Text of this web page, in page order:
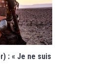
: « Je ne suis